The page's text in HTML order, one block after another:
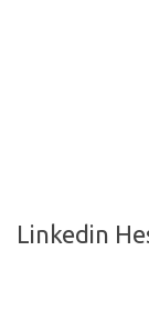
Cilt-Güzellik
Linkedin